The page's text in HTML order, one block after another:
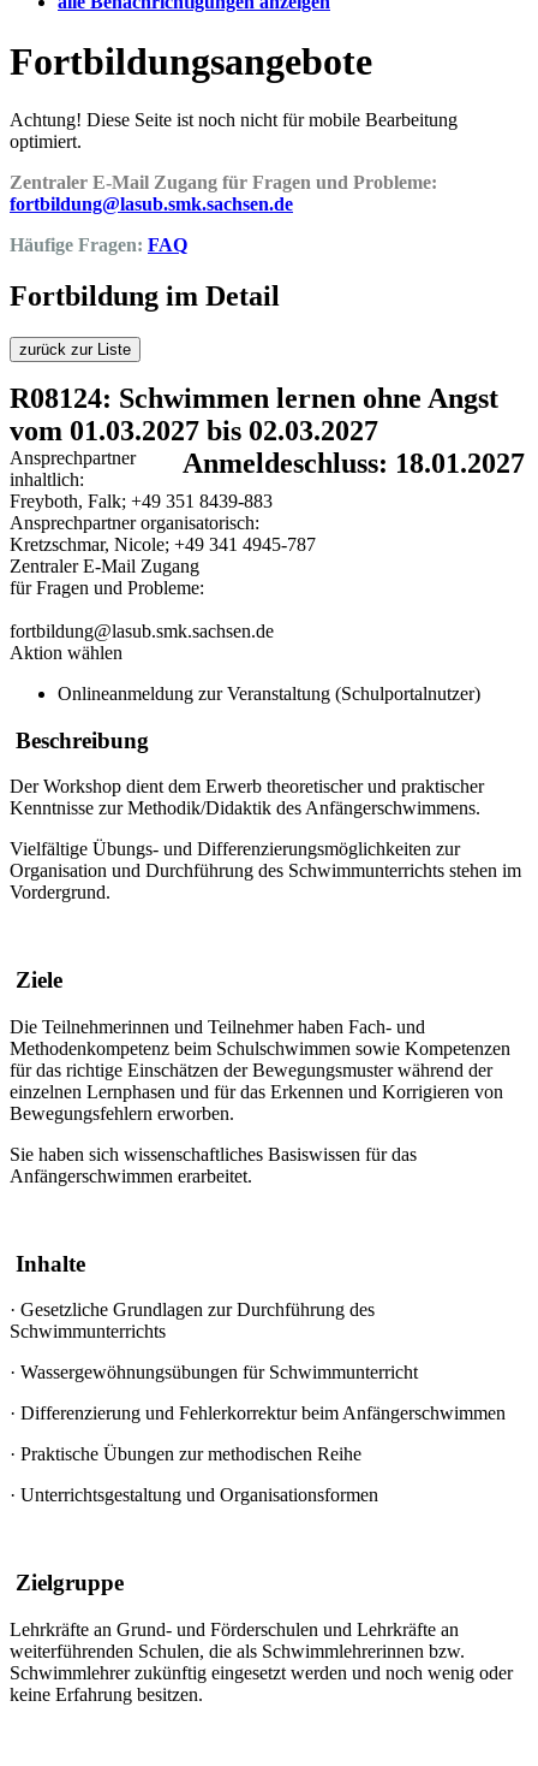
Fortbildungsangebote
Achtung! Diese Seite ist noch nicht für mobile Bearbeitung
optimiert.
Zentraler E-Mail Zugang für Fragen und Probleme:
fortbildung@lasub.smk.sachsen.de
Häufige Fragen: FAQ
Fortbildung im Detail
zurück zur Liste
R08124: Schwimmen lernen ohne Angst
vom 01.03.2027 bis 02.03.2027
Anmeldeschluss: 18.01.2027
Ansprechpartner
inhaltlich:
Freyboth, Falk; +49 351 8439-883
Ansprechpartner organisatorisch:
Kretzschmar, Nicole; +49 341 4945-787
Zentraler E-Mail Zugang
für Fragen und Probleme:
fortbildung@lasub.smk.sachsen.de
Aktion wählen
Onlineanmeldung zur Veranstaltung (Schulportalnutzer)
Beschreibung
Der Workshop dient dem Erwerb theoretischer und praktischer
Kenntnisse zur Methodik/Didaktik des Anfängerschwimmens.
Vielfältige Übungs- und Differenzierungsmöglichkeiten zur
Organisation und Durchführung des Schwimmunterrichts stehen im
Vordergrund.
Ziele
Die Teilnehmerinnen und Teilnehmer haben Fach- und
Methodenkompetenz beim Schulschwimmen sowie Kompetenzen
für das richtige Einschätzen der Bewegungsmuster während der
einzelnen Lernphasen und für das Erkennen und Korrigieren von
Bewegungsfehlern erworben.
Sie haben sich wissenschaftliches Basiswissen für das
Anfängerschwimmen erarbeitet.
Inhalte
· Gesetzliche Grundlagen zur Durchführung des
Schwimmunterrichts
· Wassergewöhnungsübungen für Schwimmunterricht
· Differenzierung und Fehlerkorrektur beim Anfängerschwimmen
· Praktische Übungen zur methodischen Reihe
· Unterrichtsgestaltung und Organisationsformen
Zielgruppe
Lehrkräfte an Grund- und Förderschulen und Lehrkräfte an
weiterführenden Schulen, die als Schwimmlehrerinnen bzw.
Schwimmlehrer zukünftig eingesetzt werden und noch wenig oder
keine Erfahrung besitzen.